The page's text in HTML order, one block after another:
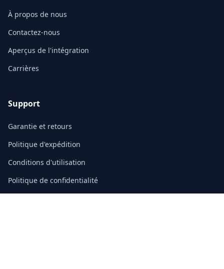
À propos de nous
Contactez-nous
Aperçus de l'intégration
Carrières
Support
Garantie et retours
Politique d'expédition
Conditions d'utilisation
Politique de confidentialité